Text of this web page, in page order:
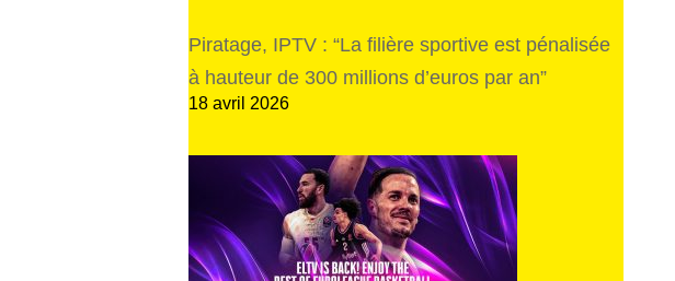
Piratage, IPTV : “La filière sportive est pénalisée
à hauteur de 300 millions d’euros par an”
18 avril 2026